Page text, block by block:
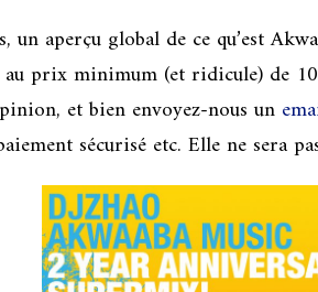
aperçu global de ce qu’est
prix minimum (et ridicule) de
et bien envoyez-nous un
sécurisé etc. Elle ne sera